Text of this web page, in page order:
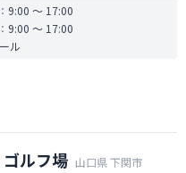
9:00 〜 17:00
9:00 〜 17:00
ル
ルフ場 山口県下関市